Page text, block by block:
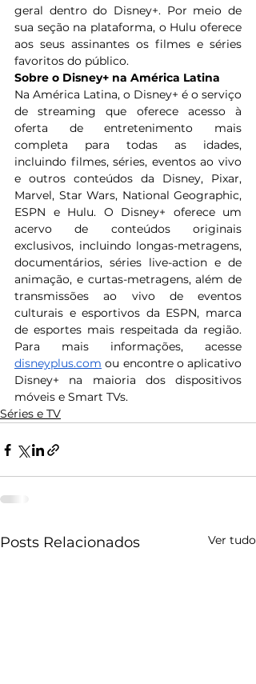
geral dentro do Disney+. Por meio de
sua seção na plataforma, o Hulu oferece
aos seus assinantes os filmes e séries
favoritos do público.
Sobre o Disney+ na América Latina
Na América Latina, o Disney+ é o serviço
de streaming que oferece acesso à
oferta de entretenimento mais
completa para todas as idades,
incluindo filmes, séries, eventos ao vivo
e outros conteúdos da Disney, Pixar,
Marvel, Star Wars, National Geographic,
ESPN e Hulu. O Disney+ oferece um
acervo de conteúdos originais
exclusivos, incluindo longas-metragens,
documentários, séries live-action e de
animação, e curtas-metragens, além de
transmissões ao vivo de eventos
culturais e esportivos da ESPN, marca
de esportes mais respeitada da região.
disneyplus.com ou encontre o aplicativo
Disney+ na maioria dos dispositivos
móveis e Smart TVs.
Séries e TV
Posts Relacionados Ver tudo